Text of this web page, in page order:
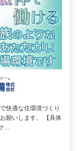
快適な住環境づくり
願いします。 【具体
…